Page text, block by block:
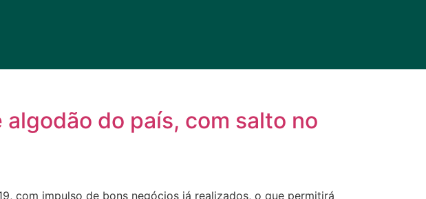
do país, com salto no
com impulso de bons negócios já realizados, o que permitirá